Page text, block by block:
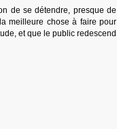
de se détendre, presque de
meilleure chose à faire pour
et que le public redescend